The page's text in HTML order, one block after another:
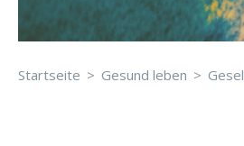
Startseite Gesund leben